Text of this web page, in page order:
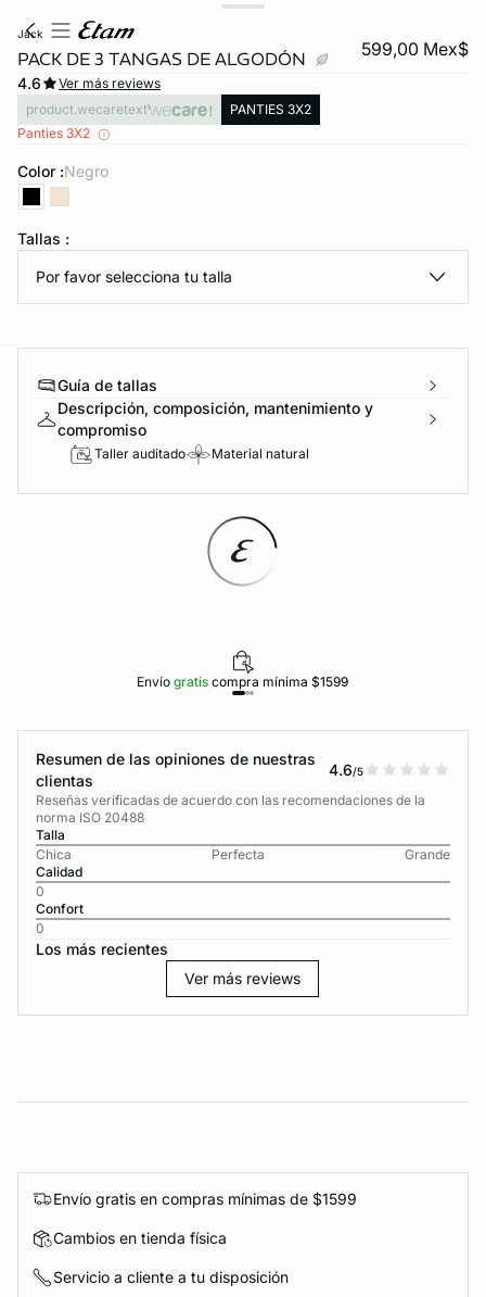
DE PANTIES
ahora
jack
PACK DE 3 TANGAS DE ALGODÓN 599,00 Mex$
4.6
Ver más reviews
product.wecaretext
PANTIES 3X2
Panties 3X2
Color : negro
Tallas :
Por favor selecciona tu talla
Guía de tallas
Descripción, composición, mantenimiento y
compromiso
Taller auditado Material natural
Envíogratiscompra mínima $1599
Resumen de las opiniones de nuestras
clientas
4.6/5
Reseñas verificadas de acuerdo con las recomendaciones de la
norma ISO 20488
Talla
Chica
Perfecta
Grande
Calidad
0
Confort
0
Los más recientes
Ver más reviews
Envío gratis en compras mínimas de $1599
Cambios en tienda física
Servicio a cliente a tu disposición